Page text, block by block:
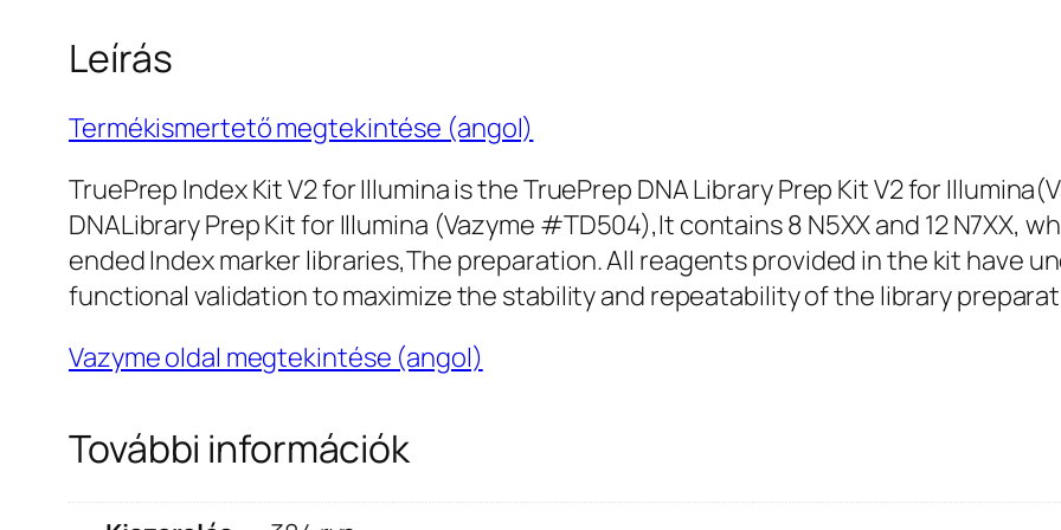
Leírás
Termékismertető megtekintése (angol)
TruePrep Index Kit V2 for Illumina is the TruePrep DNA Library Prep Kit V2 for
DNALibrary Prep Kit for Illumina (Vazyme #TD504),It contains 8 N5XX and 12 N7XX,
ended Index marker libraries,The preparation. All reagents provided in the kit have
functional validation to maximize the stability and repeatability of the library
Vazyme oldal megtekintése (angol)
További információk